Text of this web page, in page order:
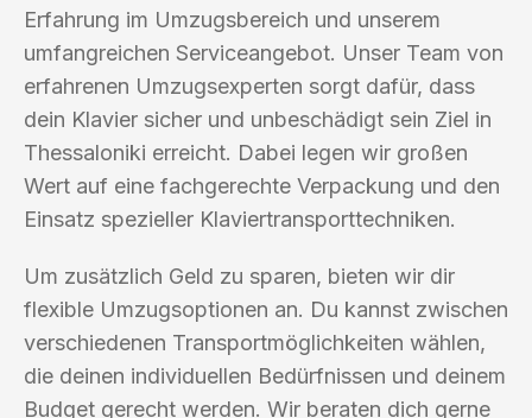
Erfahrung im Umzugsbereich und unserem
umfangreichen Serviceangebot. Unser Team von
erfahrenen Umzugsexperten sorgt dafür, dass
dein Klavier sicher und unbeschädigt sein Ziel in
Thessaloniki erreicht. Dabei legen wir großen
Wert auf eine fachgerechte Verpackung und den
Einsatz spezieller Klaviertransporttechniken.
Um zusätzlich Geld zu sparen, bieten wir dir
flexible Umzugsoptionen an. Du kannst zwischen
verschiedenen Transportmöglichkeiten wählen,
die deinen individuellen Bedürfnissen und deinem
Budget gerecht werden. Wir beraten dich gerne